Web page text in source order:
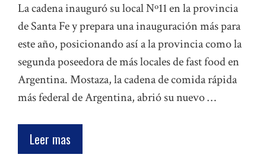
La cadena inauguró su local Nº11 en la provincia
de Santa Fe y prepara una inauguración más para
este año, posicionando así a la provincia como la
segunda poseedora de más locales de fast food en
Argentina. Mostaza, la cadena de comida rápida
más federal de Argentina, abrió su nuevo …
Leer mas